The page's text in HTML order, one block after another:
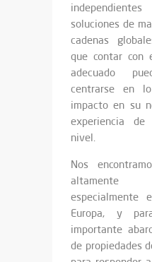
soluciones de
cadenas
que contar con
adecuado
centrarse en
impacto en su
experiencia
nivel.
Nos
altamente
especialmente
Europa, y
importante
de propiedades